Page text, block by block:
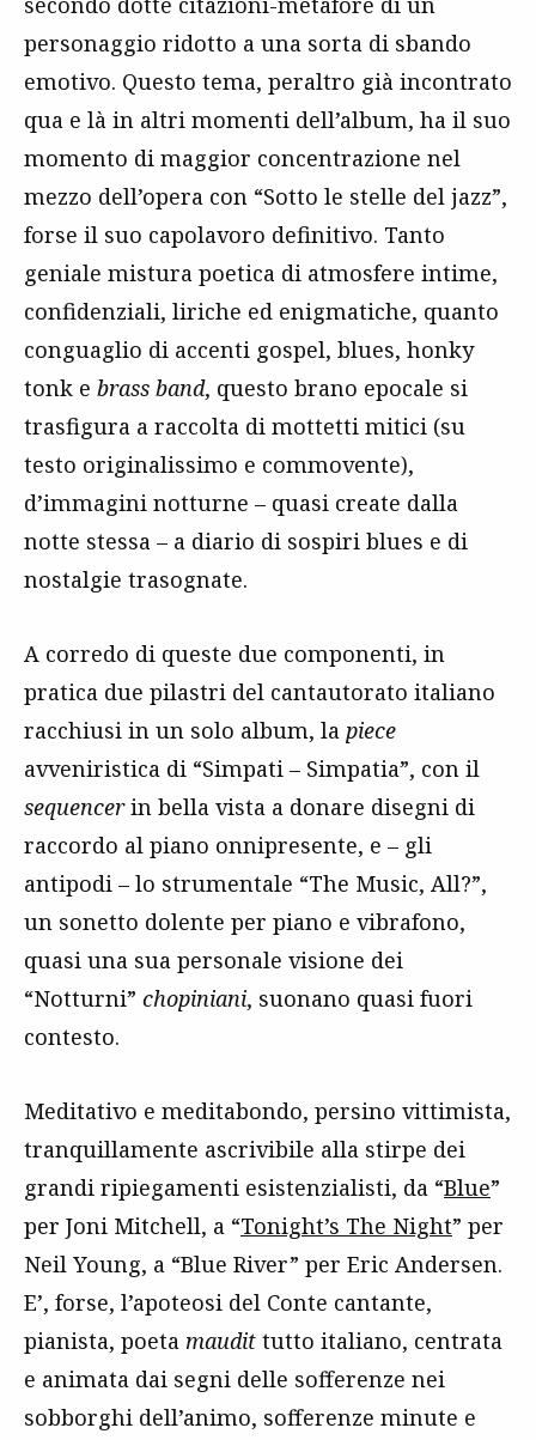
personaggio ridotto a una sorta di sbando
emotivo. Questo tema, peraltro già incontrato
qua e là in altri momenti dell’album, ha il suo
momento di maggior concentrazione nel
mezzo dell’opera con “Sotto le stelle del jazz”,
forse il suo capolavoro definitivo. Tanto
geniale mistura poetica di atmosfere intime,
confidenziali, liriche ed enigmatiche, quanto
conguaglio di accenti gospel, blues, honky
tonk e brass band, questo brano epocale si
trasfigura a raccolta di mottetti mitici (su
testo originalissimo e commovente),
d’immagini notturne – quasi create dalla
notte stessa – a diario di sospiri blues e di
nostalgie trasognate.
A corredo di queste due componenti, in
pratica due pilastri del cantautorato italiano
racchiusi in un solo album, la piece
avveniristica di “Simpati – Simpatia”, con il
sequencerin bella vista a donare disegni di
raccordo al piano onnipresente, e – gli
antipodi – lo strumentale “The Music, All?”,
un sonetto dolente per piano e vibrafono,
quasi una sua personale visione dei
“Notturni” chopiniani, suonano quasi fuori
contesto.
Meditativo e meditabondo, persino vittimista,
tranquillamente ascrivibile alla stirpe dei
grandi ripiegamenti esistenzialisti, da “Blue”
per Joni Mitchell, a “Tonight’s The Night” per
Neil Young, a “Blue River” per Eric Andersen.
E’, forse, l’apoteosi del Conte cantante,
pianista, poeta maudit tutto italiano, centrata
e animata dai segni delle sofferenze nei
sobborghi dell’animo, sofferenze minute e